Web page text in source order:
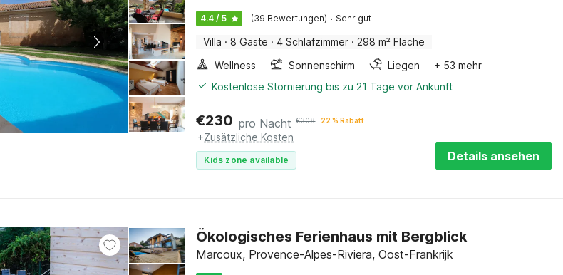
4.4 / 5 (39 Bewertungen) · Sehr gut
Villa · 8 Gäste · 4 Schlafzimmer · 298 m² Fläche
Wellness
Sonnenschirm Liegen
+ 53 mehr
Kostenlose Stornierung bis zu 21 Tage vor Ankunft
€230 pro Nacht €308 22 % Rabatt
+Zusätzliche Kosten
Kids zone available Details ansehen
Ökologisches Ferienhaus mit Bergblick
Marcoux, Provence-Alpes-Riviera, Oost-Frankrijk